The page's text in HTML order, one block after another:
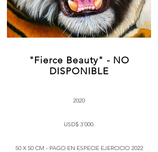
"Fierce Beauty" - NO
DISPONIBLE
2020
USD$ 3´000.
50 X 50 CM - PAGO EN ESPECIE EJERCICIO 2022